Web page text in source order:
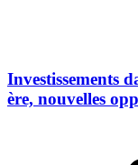
Investissements
ère, nouvelles